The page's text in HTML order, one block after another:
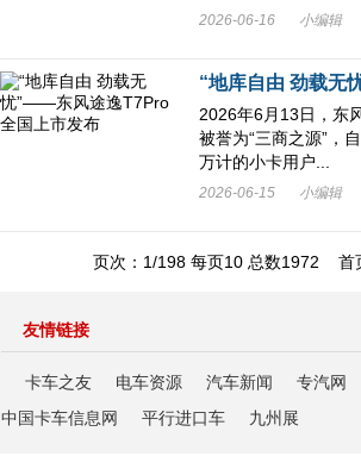
2026-06-16 小编辑
“地库自由 劲载
2026年6月13日，东
被誉为“三商之源”，
万计的小卡用户...
2026-06-15 小编辑
页次：1/198 每页10 总数1972 首
友情链接
卡车之友 电车资源 汽车新闻 专汽网
中国卡车信息网
平行进口车 九州展